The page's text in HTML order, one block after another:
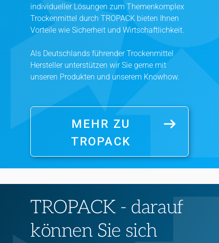
individueller Lösungen zum Themenkomplex
Trockenmittel durch TROPACK bieten Ihnen
Vorteile wie Sicherheit und Wirtschaftlichkeit.
Als Deutschlands führender Trockenmittel
Hersteller unterstützen wir Sie gerne mit
unseren Produkten und unserem Knowhow.
MEHR ZU
TROPACK
TROPACK - darauf
können Sie sich